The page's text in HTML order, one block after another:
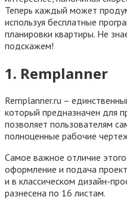
Теперь каждый может
используя бесплатные
планировки квартиры. Не
подскажем!
1. Remplanner
Remplanner.ru –
который предназначен для
позволяет пользователям
полноценные рабочие
Самое важное отличие
оформление и подача
и в классическом дизайн-
разнесена по 16 листам.